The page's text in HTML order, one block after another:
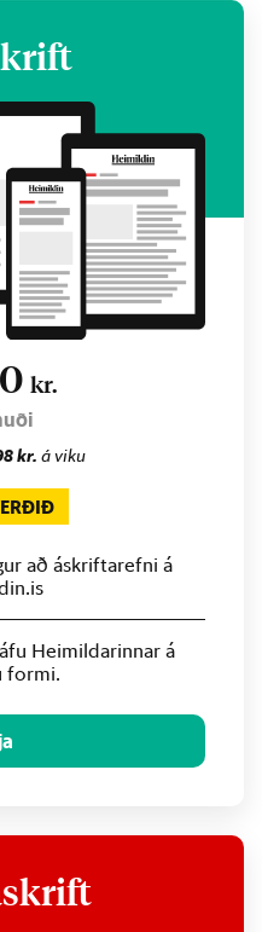
kr.
kr. á viku
að áskriftarefni á
Heimildarinnar á
formi.